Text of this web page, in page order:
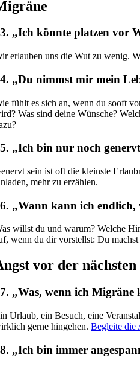
„Ich könnte platzen vor
erlauben uns die Wut zu wenig.
„Du nimmst mir mein
fühlt es sich an, wenn du sooft
Was sind deine Wünsche?
„Ich bin nur noch
sein ist oft die kleinste
mehr zu erzählen.
„Wann kann ich endlich,
willst du und warum? Welche
wenn du dir vorstellst: Du
vor der
„Was, wenn ich Migräne
Urlaub, ein Besuch, eine
gerne hingehen.Begleite die
„Ich bin immer